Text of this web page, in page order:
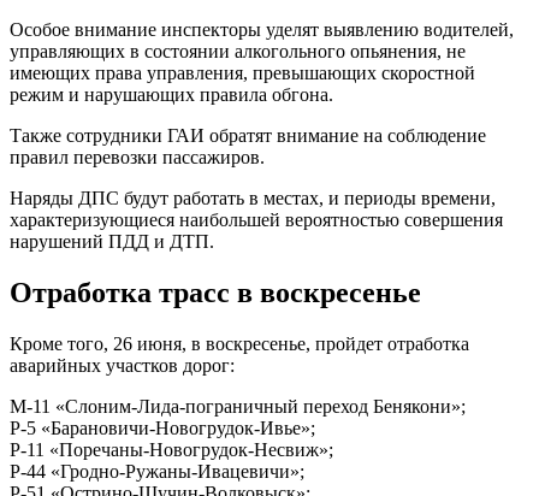
Особое внимание инспекторы уделят выявлению водителей,
управляющих в состоянии алкогольного опьянения, не
имеющих права управления, превышающих скоростной
режим и нарушающих правила обгона.
Также сотрудники ГАИ обратят внимание на соблюдение
правил перевозки пассажиров.
Наряды ДПС будут работать в местах, и периоды времени,
характеризующиеся наибольшей вероятностью совершения
нарушений ПДД и ДТП.
Отработка трасс в воскресенье
Кроме того, 26 июня, в воскресенье, пройдет отработка
аварийных участков дорог:
М-11 «Слоним-Лида-пограничный переход Бенякони»;
Р-5 «Барановичи-Новогрудок-Ивье»;
Р-11 «Поречаны-Новогрудок-Несвиж»;
Р-44 «Гродно-Ружаны-Ивацевичи»;